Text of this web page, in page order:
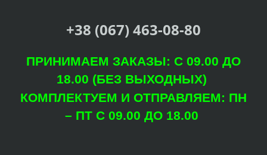
+38 (067) 463-08-80
ПРИНИМАЕМ ЗАКАЗЫ: С 09.00 ДО
18.00 (БЕЗ ВЫХОДНЫХ)
КОМПЛЕКТУЕМ И ОТПРАВЛЯЕМ: ПН
– ПТ С 09.00 ДО 18.00